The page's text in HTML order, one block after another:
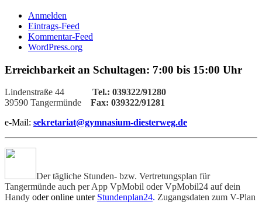
Anmelden
Eintrags-Feed
Kommentar-Feed
WordPress.org
Erreichbarkeit an Schultagen: 7:00 bis 15:00 Uhr
Lindenstraße 44 Tel.: 039322/91280
39590 Tangermünde Fax: 039322/91281
e-Mail: sekretariat@gymnasium-diesterweg.de
Der tägliche Stunden- bzw. Vertretungsplan für
Tangermünde auch per App VpMobil oder VpMobil24 auf dein
Handy oder online unter Stundenplan24. Zugangsdaten zum V-Plan